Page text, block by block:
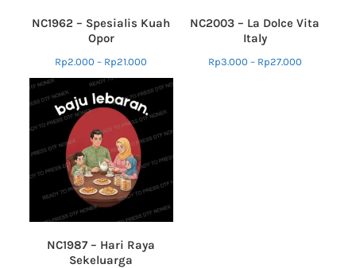
NC1962 – Spesialis Kuah
Opor
Rp2.000 – Rp21.000
NC2003 – La Dolce Vita
Italy
Rp3.000 – Rp27.000
NC1987 – Hari Raya
Sekeluarga